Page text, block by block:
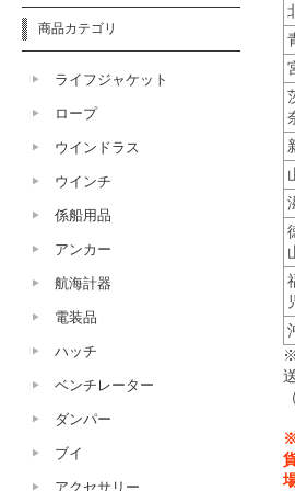
※
商品カテゴリ
ライフジャケット
ロープ
ウインドラス
ウインチ
係船用品
アンカー
航海計器
電装品
ハッチ
ベンチレーター
ダンパー
ブイ
アクセサリー